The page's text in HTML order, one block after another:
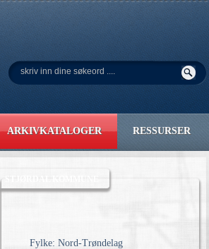
ARKIVKATALOGER RESSURSER
STJØRDAL KOMMUNE
Fylke: Nord-Trøndelag